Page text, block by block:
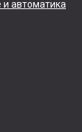
автоматика